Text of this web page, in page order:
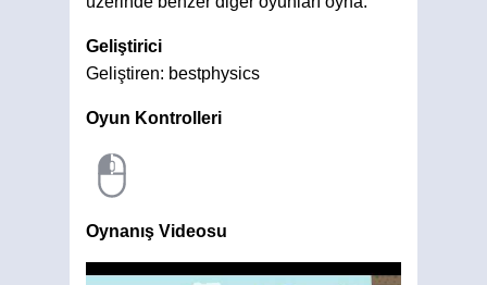
Geliştirici
Geliştiren: bestphysics
Oyun Kontrolleri
Oynanış Videosu